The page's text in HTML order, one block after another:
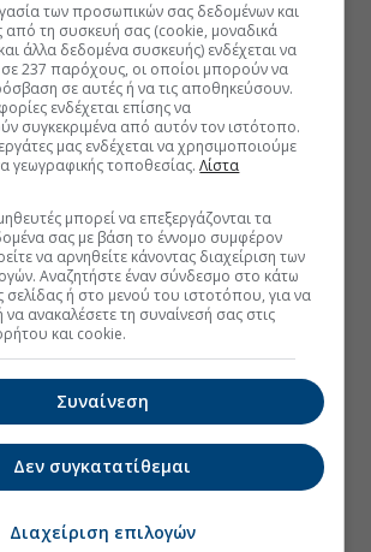
των προσωπικών σας δεδομένων και
από τη συσκευή σας (cookie, μοναδικά
άλλα δεδομένα συσκευής) ενδέχεται να
237 παρόχους, οι οποίοι μπορούν να
σε αυτές ή να τις αποθηκεύσουν.
ενδέχεται επίσης να
συγκεκριμένα από αυτόν τον ιστότοπο.
μας ενδέχεται να χρησιμοποιούμε
γεωγραφικής τοποθεσίας.Λίστα
μπορεί να επεξεργάζονται τα
σας με βάση το έννομο συμφέρον
να αρνηθείτε κάνοντας διαχείριση των
Αναζητήστε έναν σύνδεσμο στο κάτω
σελίδας ή στο μενού του ιστοτόπου, για να
να ανακαλέσετε τη συναίνεσή σας στις
και cookie.
Συναίνεση
Δεν συγκατατίθεμαι
Διαχείριση επιλογών